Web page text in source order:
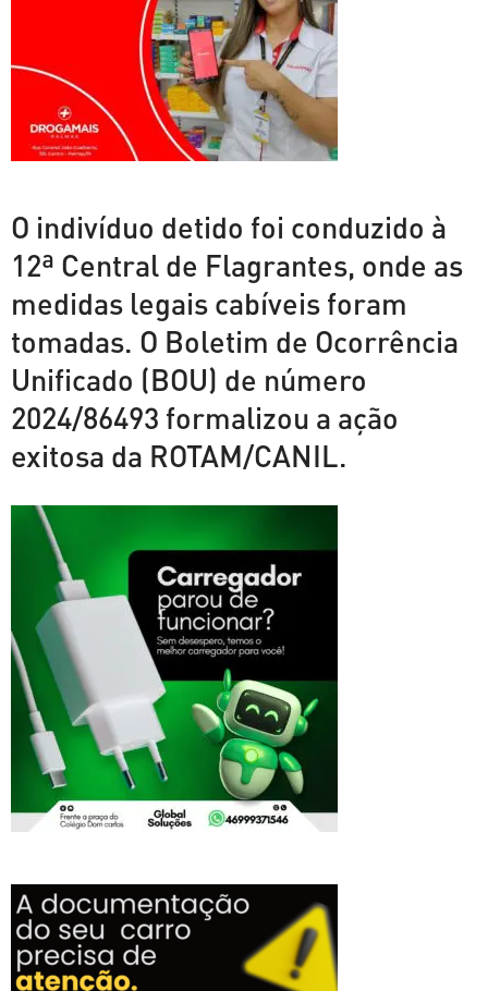
O indivíduo detido foi conduzido à
12ª Central de Flagrantes, onde as
medidas legais cabíveis foram
tomadas. O Boletim de Ocorrência
Unificado (BOU) de número
2024/86493 formalizou a ação
exitosa da ROTAM/CANIL.